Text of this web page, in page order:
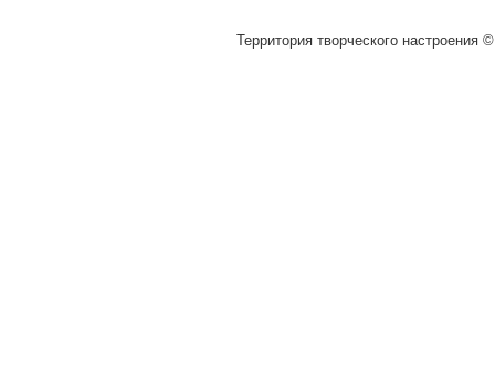
Территория творческого